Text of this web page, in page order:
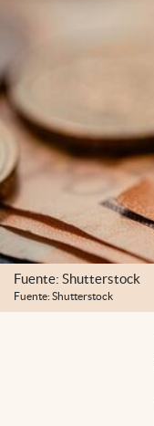
Fuente: Shutterstock
Fuente: Shutterstock